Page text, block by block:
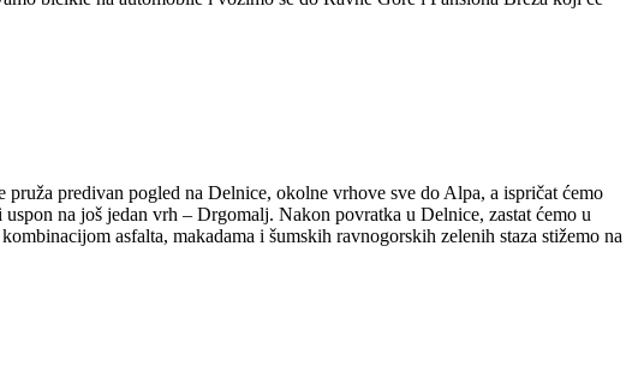
predivan pogled na Delnice, okolne vrhove sve do Alpa, a ispričat ćemo
na još jedan vrh – Drgomalj. Nakon povratka u Delnice, zastat ćemo u
asfalta, makadama i šumskih ravnogorskih zelenih staza stižemo na